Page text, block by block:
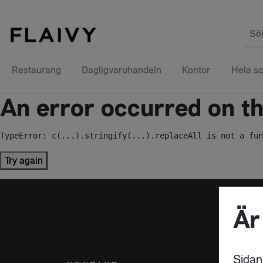
Restaurang Dagligvaruhandeln Kontor Hela
An error occurred on
TypeError: c(...).stringify(...).replaceAll is not a
Try again